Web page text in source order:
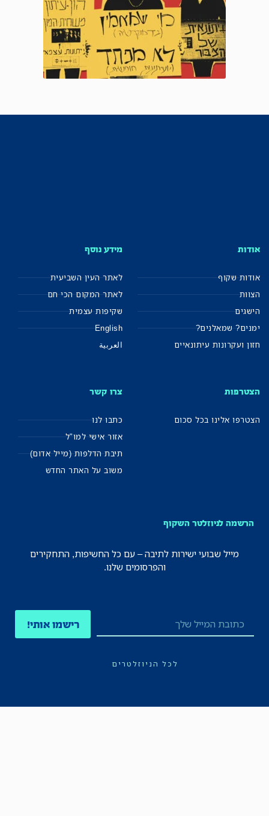
אודות
אודות שקוף
הצוות
הישגים
ימנים? שמאלנים?
חזון ועקרונות עיתונאיים
מידע נוסף
לאתר העין השביעית
לאתר המקום הכי חם
שקיפות עצמית
English
العربية
הצטרפות
הצטרפו אלינו בכל סכום
צרו קשר
כתבו לנו
אזור אישי למו"ל
תיבת הדלפות (מייל אדום)
משוב על האתר החדש
הרשמה לניוזלטר השקוף
מייל שבועי ישירות לתיבה – עם כל החשיפות, התחקירים
והפרסומים שלנו.
רישמו אותי!
לכל הניוזלטרים